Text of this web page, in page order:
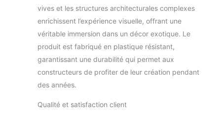
vives et les structures architecturales complexes
enrichissent l’expérience visuelle, offrant une
véritable immersion dans un décor exotique. Le
produit est fabriqué en plastique résistant,
garantissant une durabilité qui permet aux
constructeurs de profiter de leur création pendant
des années.
Qualité et satisfaction client